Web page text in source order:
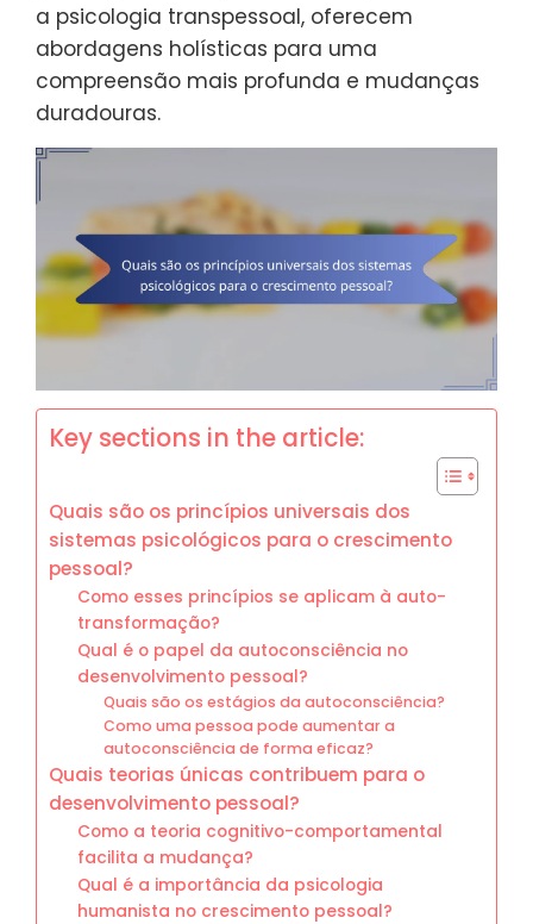
a psicologia transpessoal, oferecem
abordagens holísticas para uma
compreensão mais profunda e mudanças
duradouras.
Key sections in the article:
Quais são os princípios universais dos
sistemas psicológicos para o crescimento
pessoal?
Como esses princípios se aplicam à auto-
transformação?
Qual é o papel da autoconsciência no
desenvolvimento pessoal?
Quais são os estágios da autoconsciência?
Como uma pessoa pode aumentar a
autoconsciência de forma eficaz?
Quais teorias únicas contribuem para o
desenvolvimento pessoal?
Como a teoria cognitivo-comportamental
facilita a mudança?
Qual é a importância da psicologia
humanista no crescimento pessoal?